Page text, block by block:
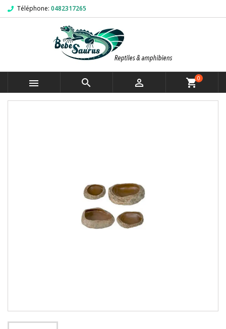
Téléphone: 0482317265
   shopping_cart0